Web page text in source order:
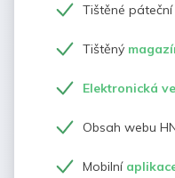
Tištěné
Tištěný
Elektronická
Obsah webu
Mobilní